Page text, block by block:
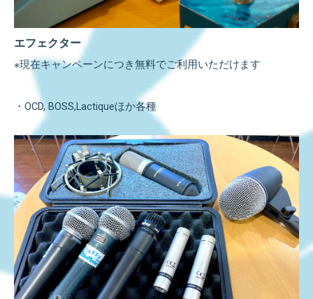
エフェクター
※現在キャンペーンにつき無料でご利用いただけます
・OCD, BOSS,Lactiqueほか各種